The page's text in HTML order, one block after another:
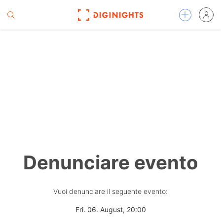
Denunciare evento
Vuoi denunciare il seguente evento:
Fri. 06. August, 20:00